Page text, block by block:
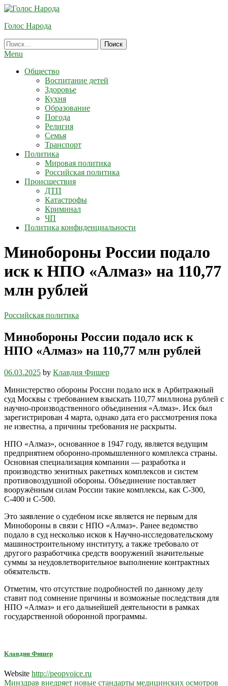
Skip
Content
Голос Народа
Найти:
Menu
Общество
Воспитание детей
Здоровье
Кухня
Образование
Погода
Религия
Семья
Транспорт
Политика
Мировая политика
Российская политика
Происшествия
ДТП
Катастрофы
Криминал
ЧП
Политика конфиденциальности
Минобороны России подало
иск к НПО «Алмаз» на 110,77
млн рублей
Российская политика
Минобороны России подало иск к
НПО «Алмаз» на 110,77 млн рублей
06.03.2025 by Клавдия Фишер
Министерство обороны России подало иск в Арбитражный
суд Москвы с требованием взыскать 110,77 миллиона рублей с
научно-производственного объединения «Алмаз». Иск был
зарегистрирован 4 марта, однако дата его рассмотрения пока
не известна, а причины требования не раскрыты.
НПО «Алмаз», основанное в 1947 году, является ведущим
предприятием оборонно-промышленного комплекса страны.
Основная специализация компании — разработка и
производство зенитных ракетных комплексов и систем
противовоздушной обороны. Объединение поставляет
вооружённым силам России такие комплексы, как С-300,
С-400 и С-500.
Это заявление о судебном иске является не первым для
Минобороны в связи с НПО «Алмаз». Ранее ведомство
подало в суд несколько исков к Научно-исследовательскому
машиностроительному институту, а также требовало от
другого разработчика средств вооружений значительные
суммы за неудовлетворительное выполнение контрактных
обязательств.
Отметим, что отсутствие подробностей по данному делу
ставит под сомнение причины и возможные последствия для
НПО «Алмаз» и его дальнейшей деятельности в рамках
государственной оборонной программы.
Клавдия Фишер
Website http://peopvoice.ru
Минздрав внедряет новые стандарты медицинских осмотров